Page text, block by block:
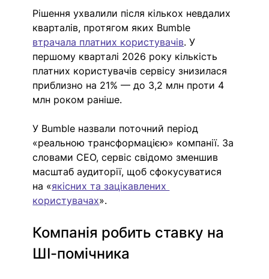
Рішення ухвалили після кількох невдалих
кварталів, протягом яких Bumble
втрачала платних користувачів. У
першому кварталі 2026 року кількість
платних користувачів сервісу знизилася
приблизно на 21% — до 3,2 млн проти 4
млн роком раніше.
У Bumble назвали поточний період
«реальною трансформацією» компанії. За
словами CEO, сервіс свідомо зменшив
масштаб аудиторії, щоб сфокусуватися
на «якісних та зацікавлених
користувачах».
Компанія робить ставку на
ШІ-помічника